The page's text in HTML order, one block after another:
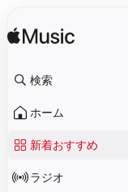
検索
ホーム
新着おすすめ
ラジオ